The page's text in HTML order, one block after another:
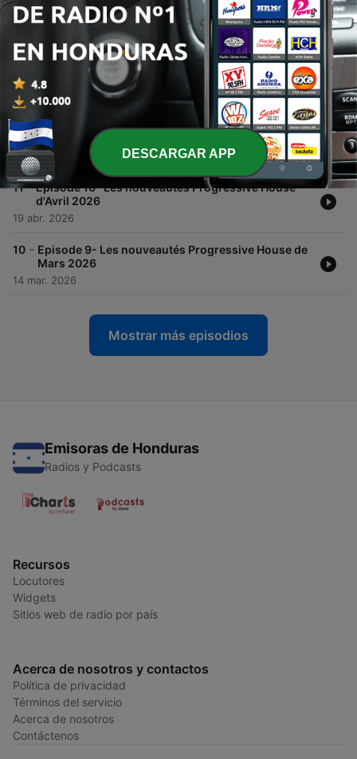
14 - Episode 13 - Les nouveautés Progressive House
de Juillet 2026
31 jul. 2026
13 Episode 12- Guest Mix : Disque Vole
02 jul. 2026
12 - Episode 11- Les nouveautés Progressive House de
Juin 2026
31 mayo 2026
11 - Episode 10- Les nouveautés Progressive House
d'Avril 2026
19 abr. 2026
10 - Episode 9- Les nouveautés Progressive House de
Mars 2026
14 mar. 2026
Mostrar más episodios
Emisoras de Honduras
Radios y Podcasts
Recursos
Locutores
Widgets
Sitios web de radio por país
Acerca de nosotros y contactos
Política de privacidad
Términos del servicio
Acerca de nosotros
Contáctenos
DESCARGAR APP